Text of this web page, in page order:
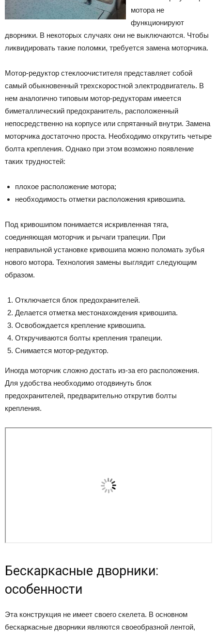
мотора не
функционируют
дворники. В некоторых случаях они не выключаются. Чтобы
ликвидировать такие поломки, требуется замена моторчика.
Мотор-редуктор стеклоочистителя представляет собой
самый обыкновенный трехскоростной электродвигатель. В
нем аналогично типовым мотор-редукторам имеется
биметаллический предохранитель, расположенный
непосредственно на корпусе или спрятанный внутри. Замена
моторчика достаточно проста. Необходимо открутить четыре
болта крепления. Однако при этом возможно появление
таких трудностей:
плохое расположение мотора;
необходимость отметки расположения кривошипа.
Под кривошипом понимается искривленная тяга,
соединяющая моторчик и рычаги трапеции. При
неправильной установке кривошипа можно поломать зубья
нового мотора. Технология замены выглядит следующим
образом.
Отключается блок предохранителей.
Делается отметка местонахождения кривошипа.
Освобождается крепление кривошипа.
Откручиваются болты крепления трапеции.
Снимается мотор-редуктор.
Иногда моторчик сложно достать из-за его расположения.
Для удобства необходимо отодвинуть блок
предохранителей, предварительно открутив болты
крепления.
Бескаркасные дворники:
особенности
Эта конструкция не имеет своего скелета. В основном
бескаркасные дворники являются своеобразной лентой,